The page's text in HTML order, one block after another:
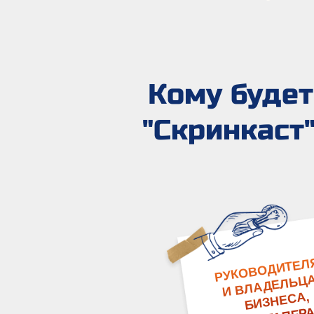
Кому
И
БИЗНЕСА,
СТАРТАПЕРА